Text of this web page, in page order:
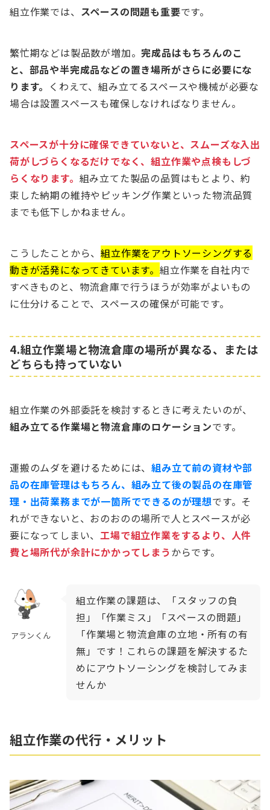
組立作業では、 スペースの問題も重要です。
繁忙期などは製品数が増加。完成品はもちろんのこ
と、部品や半完成品などの置き場所がさらに必要にな
ります。 くわえて、組み立てるスペースや機械が必要な
場合は設置スペースも確保しなければなりません。
スペースが十分に確保できていないと、スムーズな入出
荷がしづらくなるだけでなく、組立作業や点検もしづ
らくなります。 組み立てた製品の品質はもとより、約
束した納期の維持やピッキング作業といった物流品質
までも低下しかねません。
こうしたことから、組立作業をアウトソーシングする
動きが活発になってきています。組立作業を自社内で
すべきものと、物流倉庫で行うほうが効率がよいもの
に仕分けることで、スペースの確保が可能です。
4.組立作業場と物流倉庫の場所が異なる、または
どちらも持っていない
組立作業の外部委託を検討するときに考えたいのが、
組み立てる作業場と物流倉庫のロケーションです。
運搬のムダを避けるためには、組み立て前の資材や部
品の在庫管理はもちろん、組み立て後の製品の在庫管
理・出荷業務までが一箇所でできるのが理想です。そ
れができないと、おのおのの場所で人とスペースが必
要になってしまい、工場で組立作業をするより、人件
費と場所代が余計にかかってしまう からです。
アランくん
組立作業の課題は、「スタッフの負
担」「作業ミス」「スペースの問題」
「作業場と物流倉庫の立地・所有の有
無」です！これらの課題を解決するた
めにアウトソーシングを検討してみま
せんか
組立作業の代行・メリット